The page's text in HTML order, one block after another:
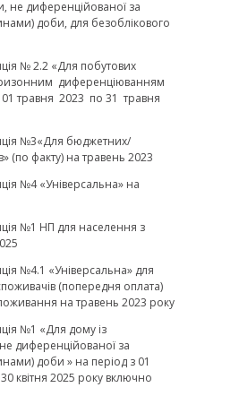
не диференційованої за
доби, для безоблікового
№ 2.2 «Для побутових
диференціюванням
01 травня 2023 по 31 травня
№3«Для бюджетних/
(по факту) на травень 2023
№4 «Універсальна» на
№1 НП для населення з
№4.1 «Універсальна» для
(попередня оплата)
на травень 2023 року
№1 «Для дому із
диференційованої за
доби » на період з 01
квітня 2025 року включно